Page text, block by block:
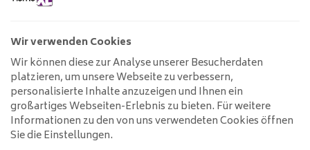
Hängeleuchte 4L Alexandro
Cone
389,00
Wir verwenden Cookies
Wir können diese zur Analyse unserer Besucherdaten
platzieren, um unsere Webseite zu verbessern,
personalisierte Inhalte anzuzeigen und Ihnen ein
großartiges Webseiten-Erlebnis zu bieten. Für weitere
Informationen zu den von uns verwendeten Cookies öffnen
Sie die Einstellungen.